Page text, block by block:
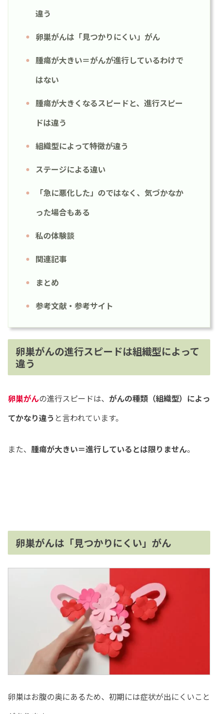
違う
卵巣がんは「見つかりにくい」がん
腫瘍が大きい＝がんが進行しているわけで
はない
腫瘍が大きくなるスピードと、進行スピー
ドは違う
組織型によって特徴が違う
ステージによる違い
「急に悪化した」のではなく、気づかなか
った場合もある
私の体験談
関連記事
まとめ
参考文献・参考サイト
卵巣がんの進行スピードは組織型によって
違う
卵巣がんの進行スピードは、 がんの種類（組織型）によっ
てかなり違う と言われています。
また、 腫瘍が大きい＝進行しているとは限りません。
卵巣がんは「見つかりにくい」がん
卵巣はお腹の奥にあるため、初期には症状が出にくいこと